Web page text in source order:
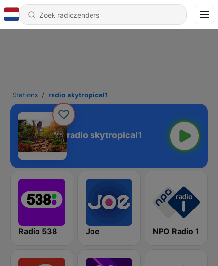
Stations radio skytropical1
radio skytropical1
Radio 538 Joe NPO Radio 1